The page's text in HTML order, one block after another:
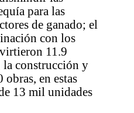
para las
de ganado; el
con los
11.9
la construcción y
en estas
13 mil unidades